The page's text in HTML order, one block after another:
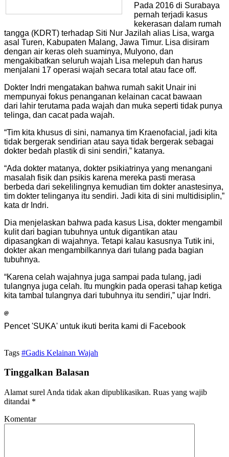
Pada 2016 di Surabaya
pernah terjadi kasus
kekerasan dalam rumah
tangga (KDRT) terhadap Siti Nur Jazilah alias Lisa, warga
asal Turen, Kabupaten Malang, Jawa Timur. Lisa disiram
dengan air keras oleh suaminya, Mulyono, dan
mengakibatkan seluruh wajah Lisa melepuh dan harus
menjalani 17 operasi wajah secara total atau face off.
Dokter Indri mengatakan bahwa rumah sakit Unair ini
mempunyai fokus penanganan kelainan cacat bawaan
dari lahir terutama pada wajah dan muka seperti tidak punya
telinga, dan cacat pada wajah.
“Tim kita khusus di sini, namanya tim Kraenofacial, jadi kita
tidak bergerak sendirian atau saya tidak bergerak sebagai
dokter bedah plastik di sini sendiri,” katanya.
“Ada dokter matanya, dokter psikiatrinya yang menangani
masalah fisik dan psikis karena mereka pasti merasa
berbeda dari sekelilingnya kemudian tim dokter anastesinya,
tim dokter telinganya itu sendiri. Jadi kita di sini multidisiplin,”
kata dr Indri.
Dia menjelaskan bahwa pada kasus Lisa, dokter mengambil
kulit dari bagian tubuhnya untuk digantikan atau
dipasangkan di wajahnya. Tetapi kalau kasusnya Tutik ini,
dokter akan mengambilkannya dari tulang pada bagian
tubuhnya.
“Karena celah wajahnya juga sampai pada tulang, jadi
tulangnya juga celah. Itu mungkin pada operasi tahap ketiga
kita tambal tulangnya dari tubuhnya itu sendiri,” ujar Indri.
Pencet 'SUKA' untuk ikuti berita kami di Facebook
Tags #Gadis Kelainan Wajah
Tinggalkan Balasan
Alamat surel Anda tidak akan dipublikasikan. Ruas yang wajib
ditandai *
Komentar